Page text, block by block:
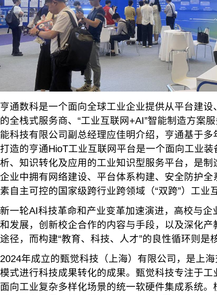
亨通数科是一个面向全球工业企业提供从平台建
的全栈式服务商、“工业互联网+AI”智能制造方案
能科技有限公司副总经理应佳明介绍，亨通基于
打造的亨通HioT工业互联网平台是一个面向工业
析、知识转化及应用的工业知识型服务平台，是
企业中拥有网络建设、平台体系构建、安全防护
素自主可控的国家级跨行业跨领域（“双跨”）工业
新一轮AI科技革命和产业变革加速演进，高校与企
和发展，创新校企合作的内容与手段，以及深化
途径，而构建“教育、科技、人才”的良性循环则是
2024年成立的甄觉科技（上海）有限公司，是上海
模式进行科技成果转化的成果。甄觉科技专注于
面向工业复杂多样化场景的统一软硬件集成系统